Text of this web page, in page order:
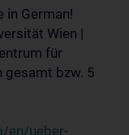
in German!
Wien |
für
gesamt bzw. 5
en/ueber-